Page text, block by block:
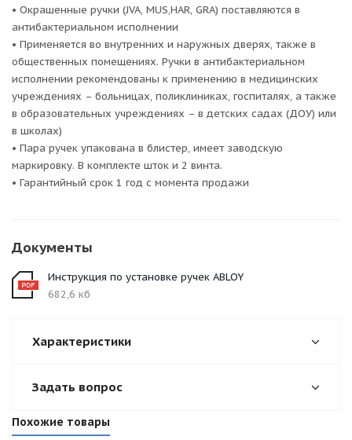
• Окрашенные ручки (JVA, MUS,HAR, GRA) поставляются в
антибактериальном исполнении
• Применяется во внутренних и наружных дверях, также в
общественных помещениях. Ручки в антибактериальном
исполнении рекомендованы к применению в медицинских
учреждениях – больницах, поликлиниках, госпиталях, а также
в образовательных учреждениях – в детских садах (ДОУ) или
в школах)
• Пара ручек упакована в блистер, имеет заводскую
маркировку. В комплекте шток и 2 винта.
• Гарантийный срок 1 год с момента продажи
Документы
Инструкция по установке ручек ABLOY
682,6 кб
Характеристики
Задать вопрос
Похожие товары